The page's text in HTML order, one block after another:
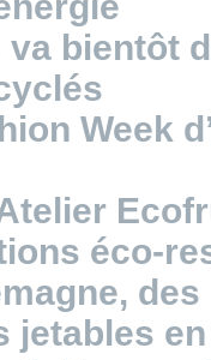
va bientôt
Week
éco-
jetables